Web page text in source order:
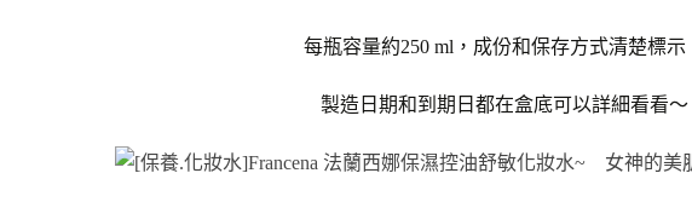
每瓶容量約250 ml，成份和保存方式清楚標示
製造日期和到期日都在盒底可以詳細看看～